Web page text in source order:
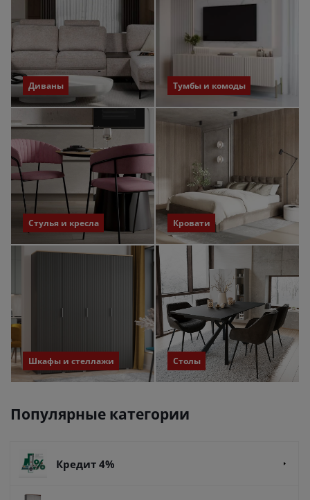
Диваны Тумбы и комоды
Стулья и кресла Кровати
Шкафы и стеллажи Столы
Популярные категории
Кредит 4%